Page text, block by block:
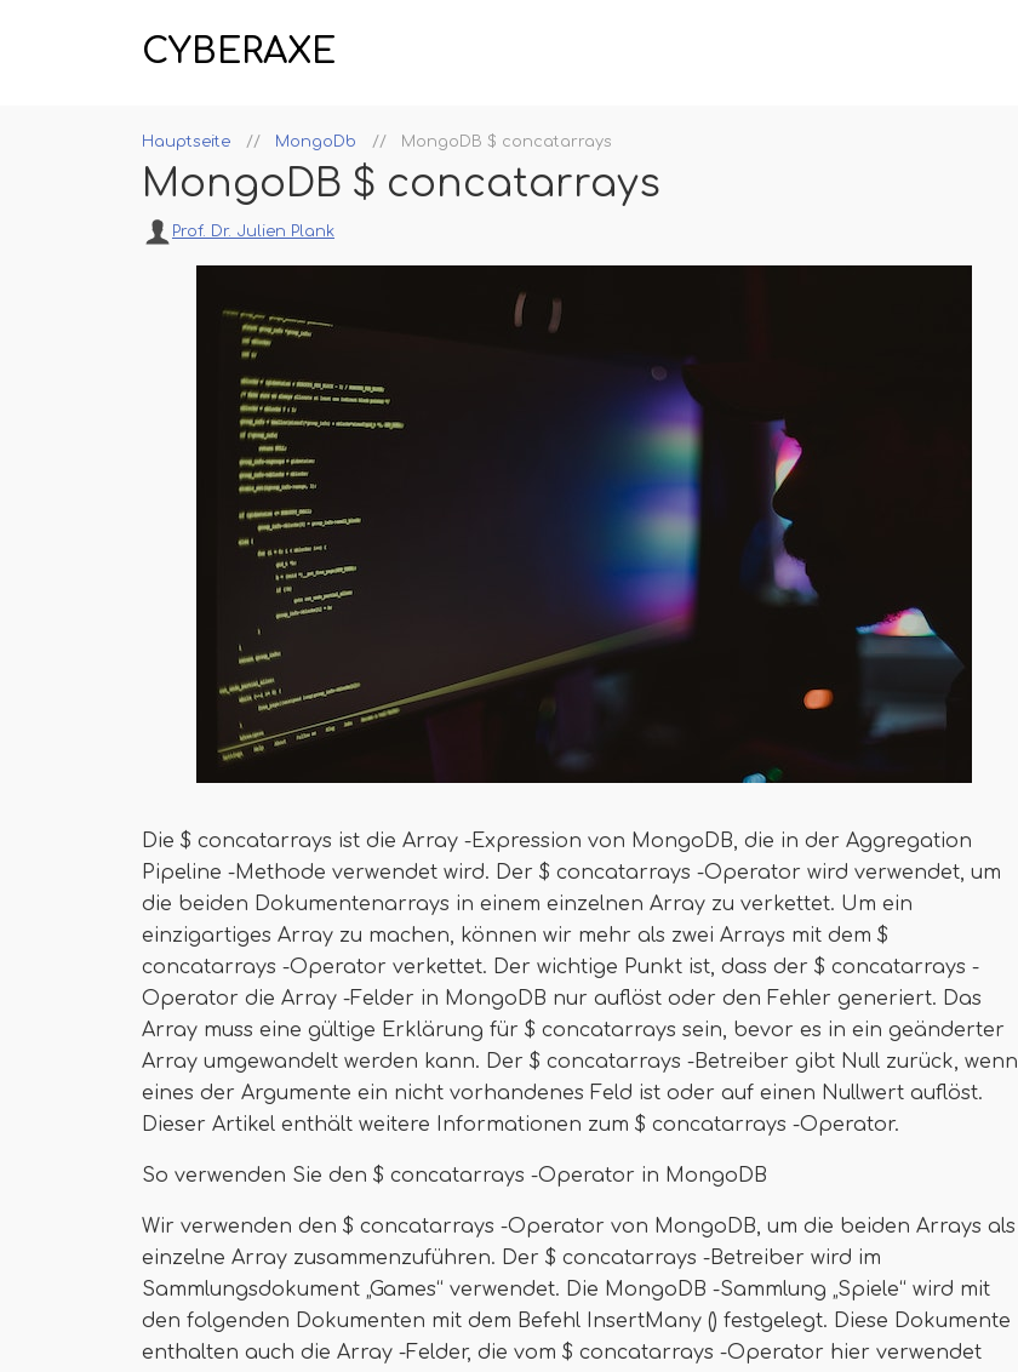
CYBERAXE
Hauptseite MongoDb MongoDB $ concatarrays
MongoDB $ concatarrays
Prof. Dr. Julien Plank
Die $ concatarrays ist die Array -Expression von MongoDB, die in der Aggregation
Pipeline -Methode verwendet wird. Der $ concatarrays -Operator wird verwendet, um
die beiden Dokumentenarrays in einem einzelnen Array zu verkettet. Um ein
einzigartiges Array zu machen, können wir mehr als zwei Arrays mit dem $
concatarrays -Operator verkettet. Der wichtige Punkt ist, dass der $ concatarrays -
Operator die Array -Felder in MongoDB nur auflöst oder den Fehler generiert. Das
Array muss eine gültige Erklärung für $ concatarrays sein, bevor es in ein geänderter
Array umgewandelt werden kann. Der $ concatarrays -Betreiber gibt Null zurück, wenn
eines der Argumente ein nicht vorhandenes Feld ist oder auf einen Nullwert auflöst.
Dieser Artikel enthält weitere Informationen zum $ concatarrays -Operator.
So verwenden Sie den $ concatarrays -Operator in MongoDB
Wir verwenden den $ concatarrays -Operator von MongoDB, um die beiden Arrays als
einzelne Array zusammenzuführen. Der $ concatarrays -Betreiber wird im
Sammlungsdokument „Games“ verwendet. Die MongoDB -Sammlung „Spiele“ wird mit
den folgenden Dokumenten mit dem Befehl InsertMany () festgelegt. Diese Dokumente
enthalten auch die Array -Felder, die vom $ concatarrays -Operator hier verwendet